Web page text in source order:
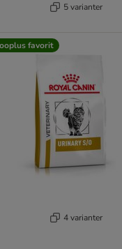
5 varianter
favorit
4 varianter